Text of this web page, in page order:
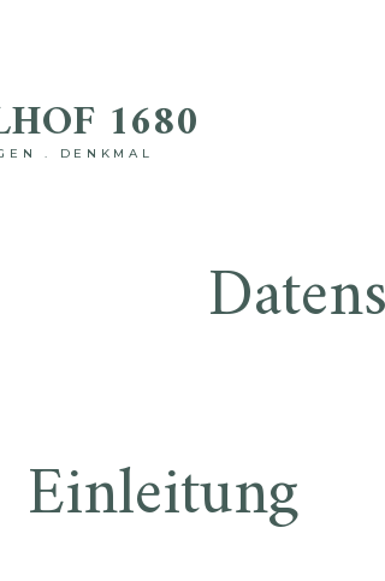
1680
. DENKMAL
Einleitung